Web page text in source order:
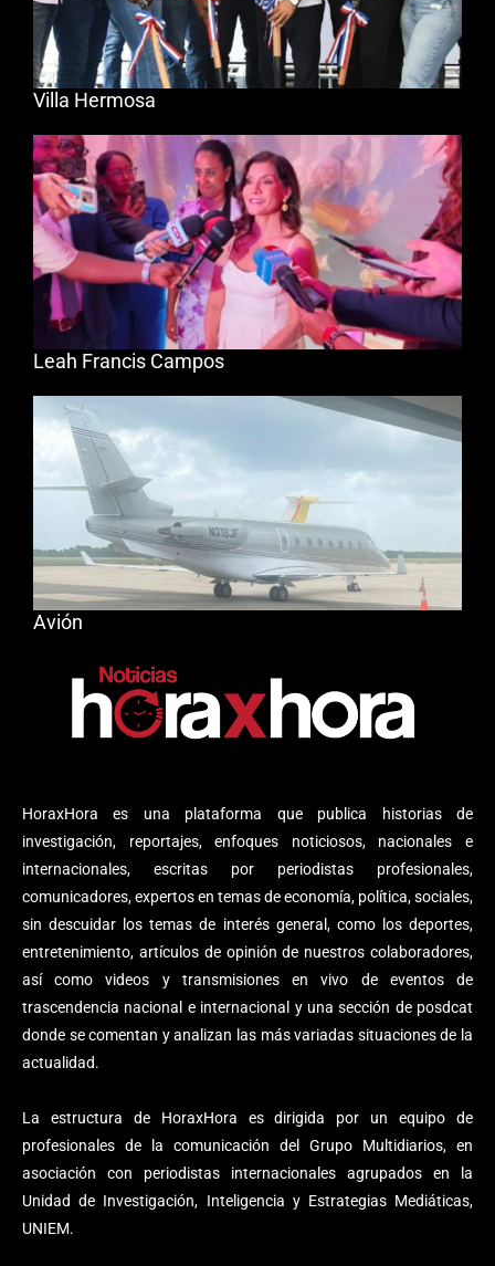
HoraxHora es una plataforma que publica historias de
investigación, reportajes, enfoques noticiosos, nacionales e
internacionales, escritas por periodistas profesionales,
comunicadores, expertos en temas de economía, política, sociales,
sin descuidar los temas de interés general, como los deportes,
entretenimiento, artículos de opinión de nuestros colaboradores,
así como videos y transmisiones en vivo de eventos de
trascendencia nacional e internacional y una sección de posdcat
donde se comentan y analizan las más variadas situaciones de la
actualidad.
La estructura de HoraxHora es dirigida por un equipo de
profesionales de la comunicación del Grupo Multidiarios, en
asociación con periodistas internacionales agrupados en la
Unidad de Investigación, Inteligencia y Estrategias Mediáticas,
UNIEM.
Villa Hermosa
Leah Francis Campos
Avión